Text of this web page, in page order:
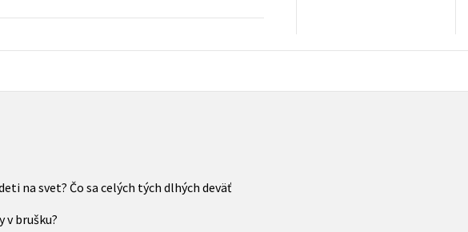
na svet? Čo sa celých tých dlhých deväť
v brušku?